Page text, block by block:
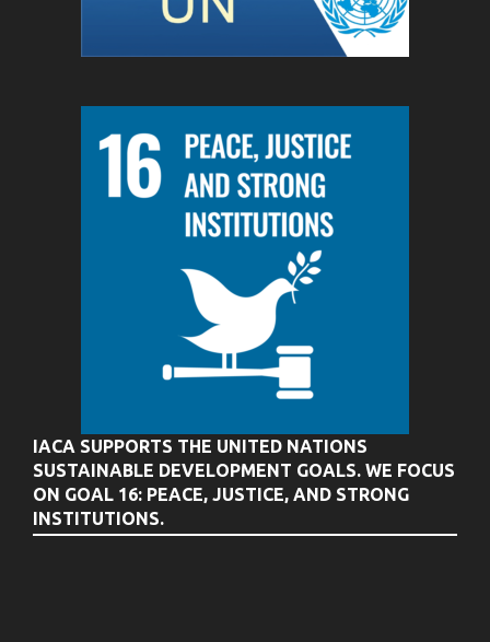
IACA SUPPORTS THE UNITED NATIONS
SUSTAINABLE DEVELOPMENT GOALS. WE FOCUS
ON GOAL 16: PEACE, JUSTICE, AND STRONG
INSTITUTIONS.